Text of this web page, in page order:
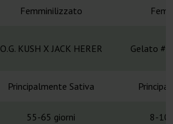
Femminilizzato
O.G. KUSH X JACK HERER Gelato
Principalmente Sativa
55-65 giorni 8-10